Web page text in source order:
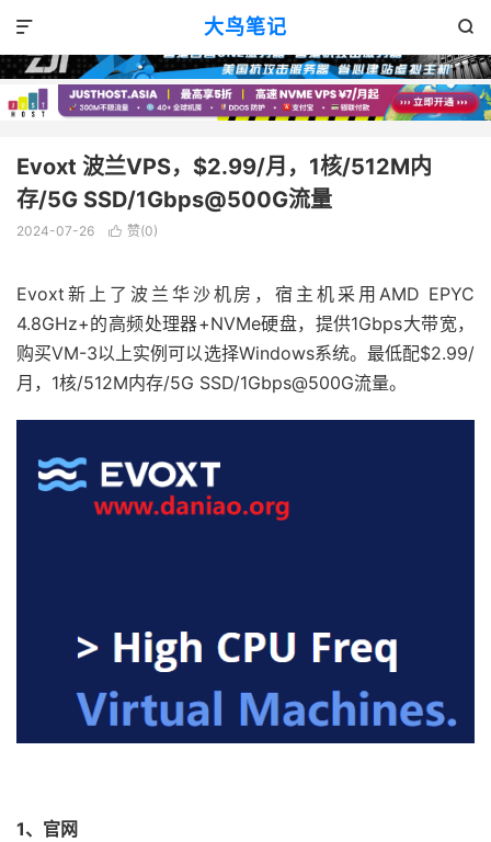
大鸟笔记 

VPS优惠
Evoxt 波兰VPS，$2.99/月，1核/512M内
存/5G SSD/1Gbps@500G流量
2024-07-26  赞(0)
Evoxt新上了波兰华沙机房，宿主机采用AMD EPYC
4.8GHz+的高频处理器+NVMe硬盘，提供1Gbps大带宽，
购买VM-3以上实例可以选择Windows系统。最低配$2.99/
月，1核/512M内存/5G SSD/1Gbps@500G流量。
1、官网